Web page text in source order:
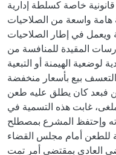
خاصة كسلطة إدارية
هامة واسعة من الصلاحيات
ويعمل في إطار الصلاحيات
المقيدة للمنافسة من
لوضعية الهيمنة أو التبعية
التعسف بيع بأسعار منخفضة .
فبعد كان يطلق عليه طعن
في ظل الأمر 95-06 الملغى، غابت هذه التسمية في
وإحتفظ المشرع بمصطلح
للطعن أمام مجلس القضاء
العادي بمقتضى أمر تمت